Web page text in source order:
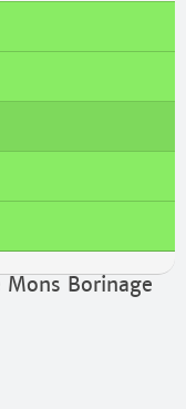
Mons Borinage